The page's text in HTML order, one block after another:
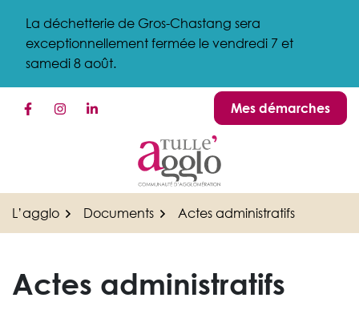
contenu
La déchetterie de Gros-Chastang sera
exceptionnellement fermée le vendredi 7 et
samedi 8 août.
Lien vers le compte Facebook
Lien vers le compte Instagram
Lien vers le compte LinkedinMes démarches
L’agglo Documents Actes administratifs
Actes administratifs